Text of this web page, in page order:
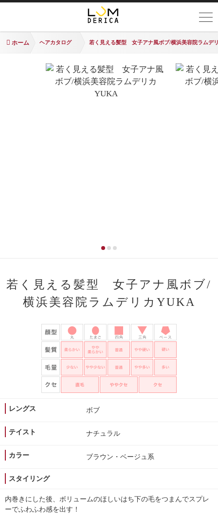
ホーム ヘアカタログ 若く見える髪型 女子アナ風ボブ/横浜美容院ラムデ
若く見える髪型 女子アナ風ボブ/
横浜美容院ラムデリカYUKA
レングス ボブ
テイスト ナチュラル
カラー ブラウン・ベージュ系
スタイリング
内巻きにした後、ボリュームのほしいはち下の毛をつまんでスプレ
ーでふわふわ感を出す！